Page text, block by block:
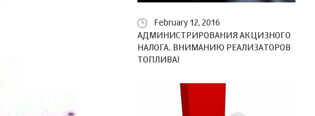
February 12, 2016
АДМИНИСТРИРОВАНИЯ АКЦИЗНОГО
НАЛОГА. ВНИМАНИЮ РЕАЛИЗАТОРОВ
ТОПЛИВА!